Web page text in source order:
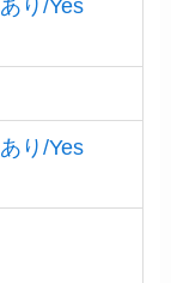
あり/Yes
あり/Yes